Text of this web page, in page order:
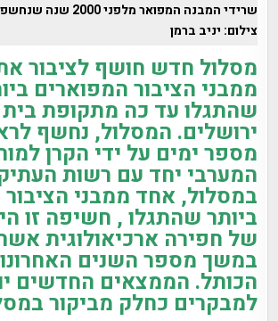
שרידי המבנה המפואר
צילום: יניב ברמן
מסלול חדש חושף לציבור
ממבני הציבור המפוארים
שהתגלו עד כה מתקופת
ירושלים. המסלול, נחשף
מספר ימים על ידי הקרן
המערבי יחד עם רשות
במסלול, אחד ממבני
ביותר שהתגלו , חשיפה זו
של חפירה ארכיאולוגית
במשך מספר השנים
הכותל. הממצאים החדשים
למבקרים כחלק מביקור